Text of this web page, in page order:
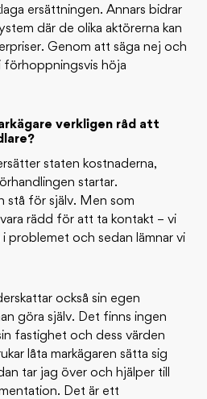
ersättningen. Annars bidrar
där de olika aktörerna kan
Genom att säga nej och
förhoppningsvis höja
verkligen råd att
staten kostnaderna,
startar.
stå för själv. Men som
rädd för att ta kontakt – vi
i problemet och sedan lämnar vi
också sin egen
göra själv. Det finns ingen
fastighet och dess värden
låta markägaren sätta sig
tar jag över och hjälper till
Det är ett